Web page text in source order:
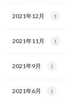
2021年12月 1
2021年11月 1
2021年9月 1
2021年6月 1